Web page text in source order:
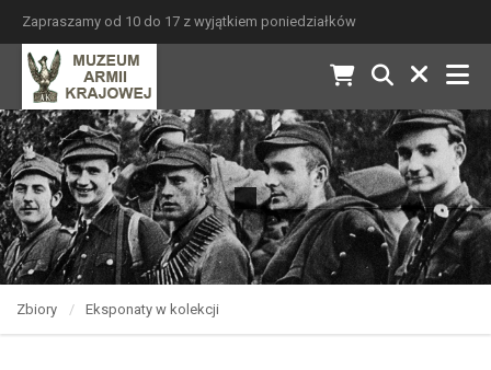
Zapraszamy od 10 do 17 z wyjątkiem poniedziałków
Zbiory Eksponaty w kolekcji